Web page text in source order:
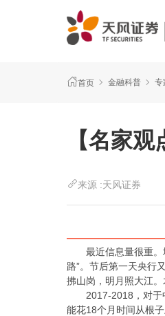
首页 金融科普 专
【名家
来源 :天风证券
最近信息量很重
路”。节后第一天央行
拂山岗，明月照大江。
2017-2018，对于
能花18个月时间从根